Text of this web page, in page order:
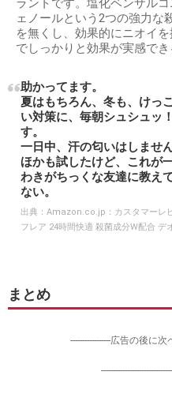
ラントです。塩化ベンザル
ェノールという2つの強力な
を無くし、効果的にニオイ
でしっかりと効果が実感でき
助かってます。
夏はもちろん、冬も、けっ
い対策に、毎朝シュシュッ
す。
一日中、汗の匂いはしませ
ほかも試したけど、これが一
わきがちっくな友達に教え
ない。
出典： Amazon.co.jp：カスタマーレ
フレア 24時間快適 殺菌成分W配合
まとめ
-----------------広告の後に